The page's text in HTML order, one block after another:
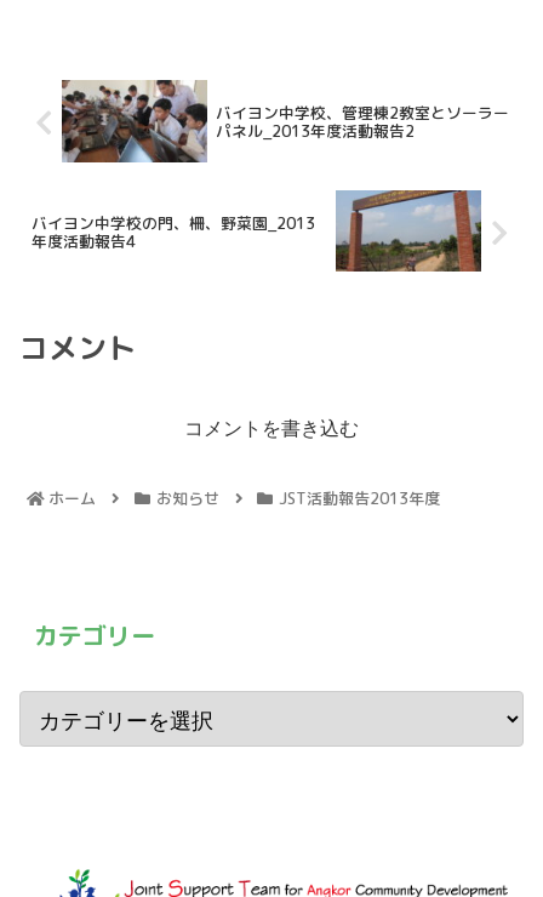
バイヨン中学校、管理棟2教室とソーラー
パネル_2013年度活動報告2
バイヨン中学校の門、柵、野菜園_2013
年度活動報告4
コメント
コメントを書き込む
ホーム お知らせ JST活動報告2013年度
カテゴリー